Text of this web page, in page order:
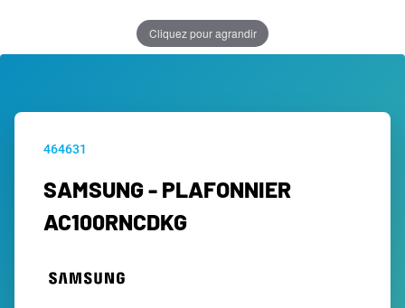
Cliquez pour agrandir
464631
SAMSUNG - PLAFONNIER
AC100RNCDKG